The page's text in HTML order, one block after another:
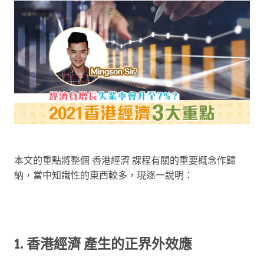
本文的重點將整個 香港經濟 課程有關的重要概念作歸
納，當中知識性的東西較多，現逐一說明：
1. 香港經濟 產生的正界外效應